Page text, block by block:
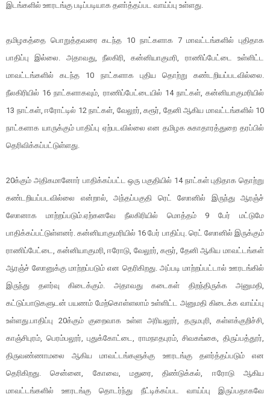
இடங்களில் ஊரடங்கு படிப்படியாக தளா்த்தப்பட வாய்ப்பு உள்ளது.
தமிழகத்தை பொறுத்தவரை கடந்த 10 நாட்களாக 7 மாவட்டங்களில் புதிதாக
பாதிப்பு இல்லை. அதாவது, நீலகிரி, கன்னியாகுமரி, ராணிப்பேட்டை உள்ளிட்ட
மாவட்டங்களில் கடந்த 10 நாட்களாக புதிய தொற்று கண்டறியப்படவில்லை.
நீலகிரியில் 16 நாட்களாகவும், ராணிப்பேட்டையில் 14 நாட்கள், கன்னியாகுமரியில்
13 நாட்கள், ஈரோட்டில் 12 நாட்கள், வேலூர், கரூர், தேனி ஆகிய மாவட்டங்களில் 10
நாட்களாக யாருக்கும் பாதிப்பு ஏற்படவில்லை என தமிழக சுகாதாரத்துறை தரப்பில்
தெரிவிக்கப்பட்டுள்ளது.
20க்கும் அதிகமானோர் பாதிக்கப்பட்ட ஒரு பகுதியில் 14 நாட்கள் புதிதாக தொற்று
கண்டறியப்படவில்லை என்றால், அந்தப்பகுதி ரெட் ஸோனில் இருந்து ஆரஞ்ச்
ஸோனாக மாற்றப்படும்.ஏற்கனவே நீலகிரியில் மொத்தம் 9 பேர் மட்டுமே
பாதிக்கப்பட்டுள்ளனர். கன்னியாகுமரியில் 16 பேர் பாதிப்பு. ரெட் ஸோனில் இருக்கும்
ராணிப்பேட்டை, கன்னியாகுமரி, ஈரோடு, வேலூர், கரூர், தேனி ஆகிய மாவட்டங்கள்
ஆரஞ்ச் ஸோனுக்கு மாற்றப்படும் என தெரிகிறது. அப்படி மாற்றப்பட்டால் ஊரடங்கில்
இருந்து தளர்வு கிடைக்கும். அதாவது கடைகள் திறந்திருக்க அனுமதி,
கட்டுப்பாடுகளுடன் பயணம் மேற்கொள்ளலாம் உள்ளிட்ட அனுமதி கிடைக்க வாய்ப்பு
உள்ளது.பாதிப்பு 20க்கும் குறைவாக உள்ள அரியலூர், தருமபுரி, கள்ளக்குறிச்சி,
காஞ்சிபுரம், பெரம்பலூர், புதுக்கோட்டை, ராமநாதபுரம், சிவகங்கை, திருப்பத்தூர்,
திருவண்ணாமலை ஆகிய மாவட்டங்களுக்கு ஊரடங்கு தளர்த்தப்படும் என
தெரிகிறது. சென்னை, கோவை, மதுரை, திண்டுக்கல், ஈரோடு ஆகிய
மாவட்டங்களில் ஊரடங்கு தொடர்ந்து நீட்டிக்கப்பட வாய்ப்பு இருப்பதாகவே